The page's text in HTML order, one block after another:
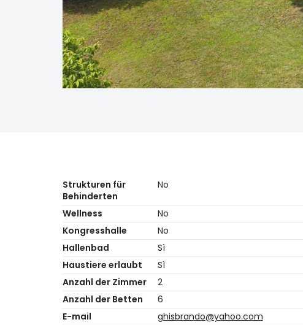
Strukturen für
Behinderten
No
Wellness
No
Kongresshalle
No
Hallenbad
Sì
Haustiere erlaubt
Sì
Anzahl der Zimmer
2
Anzahl der Betten
6
E-mail
ghisbrando@yahoo.com